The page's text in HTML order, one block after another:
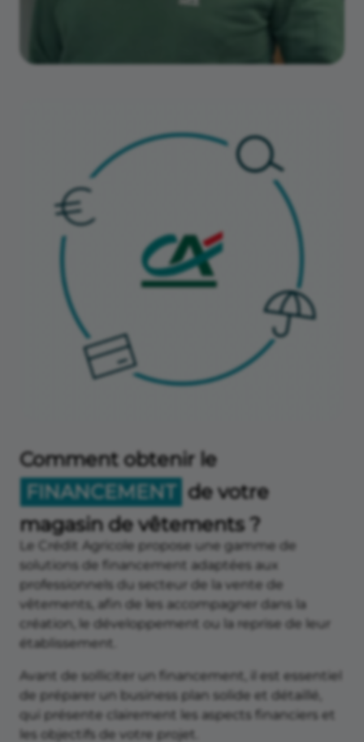
Comment obtenir le
FINANCEMENT de votre
magasin de vêtements ?
Le Crédit Agricole propose une gamme de
solutions de financement adaptées aux
professionnels du secteur de la vente de
vêtements, afin de les accompagner dans la
création, le développement ou la reprise de leur
établissement.
Avant de solliciter un financement, il est essentiel
de préparer un business plan solide et détaillé,
qui présente clairement les aspects financiers et
les objectifs de votre projet.